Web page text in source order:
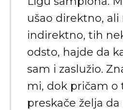
ušao direktno, ali
indirektno, tih
odsto, hajde da
sam i zaslužio.
mi, dok pričam o
preskače želja